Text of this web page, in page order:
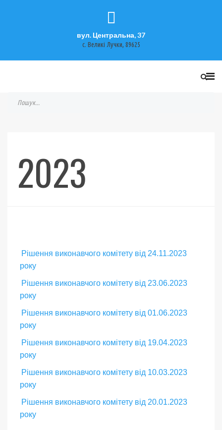
вул. Центральна, 37
с. Великі Лучки, 89625
2023
Рішення виконавчого комітету від 24.11.2023
року
Рішення виконавчого комітету від 23.06.2023
року
Рішення виконавчого комітету від 01.06.2023
року
Рішення виконавчого комітету від 19.04.2023
року
Рішення виконавчого комітету від 10.03.2023
року
Рішення виконавчого комітету від 20.01.2023
року